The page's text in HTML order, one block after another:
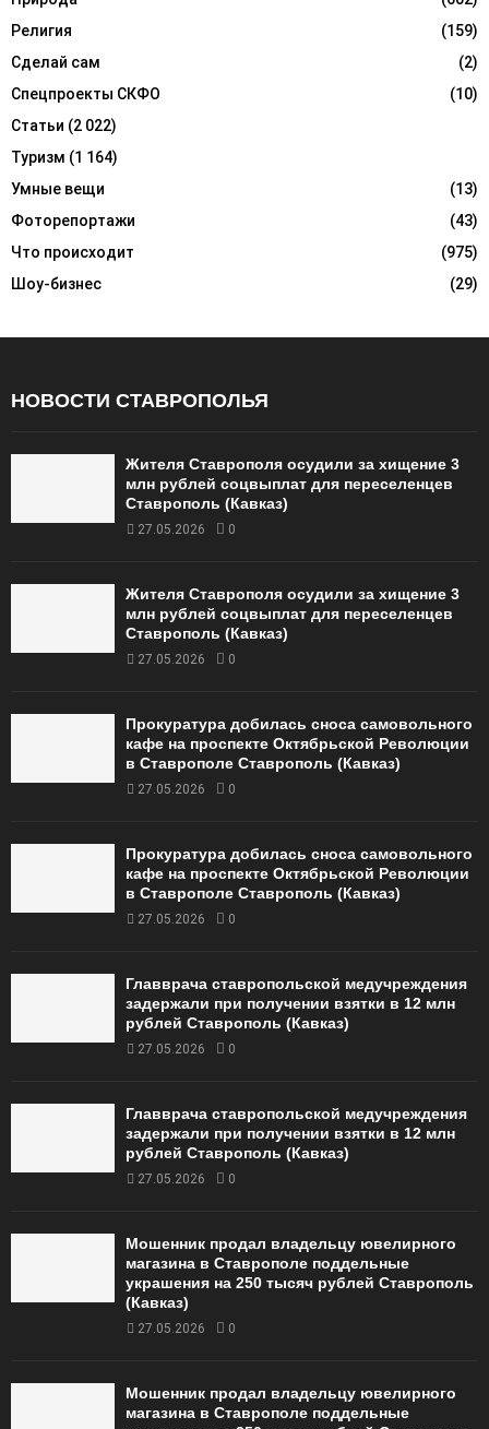
Религия
(159)
Сделай сам
(2)
Спецпроекты СКФО
(10)
Статьи (2 022)
Туризм (1 164)
Умные вещи
(13)
Фоторепортажи
(43)
Что происходит
(975)
Шоу-бизнес
(29)
НОВОСТИ СТАВРОПОЛЬЯ
Жителя Ставрополя осудили за хищение 3
млн рублей соцвыплат для переселенцев
Ставрополь (Кавказ)
27.05.2026 0
Жителя Ставрополя осудили за хищение 3
млн рублей соцвыплат для переселенцев
Ставрополь (Кавказ)
27.05.2026 0
Прокуратура добилась сноса самовольного
кафе на проспекте Октябрьской Революции
в Ставрополе Ставрополь (Кавказ)
27.05.2026 0
Прокуратура добилась сноса самовольного
кафе на проспекте Октябрьской Революции
в Ставрополе Ставрополь (Кавказ)
27.05.2026 0
Главврача ставропольской медучреждения
задержали при получении взятки в 12 млн
рублей Ставрополь (Кавказ)
27.05.2026 0
Главврача ставропольской медучреждения
задержали при получении взятки в 12 млн
рублей Ставрополь (Кавказ)
27.05.2026 0
Мошенник продал владельцу ювелирного
магазина в Ставрополе поддельные
украшения на 250 тысяч рублей Ставрополь
(Кавказ)
27.05.2026 0
Мошенник продал владельцу ювелирного
магазина в Ставрополе поддельные